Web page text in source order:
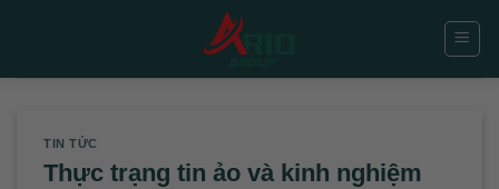
TIN TỨC
Thực trạng tin ảo và kinh nghiệm